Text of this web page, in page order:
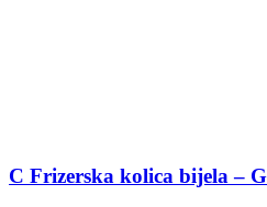
C Frizerska kolica bijela –